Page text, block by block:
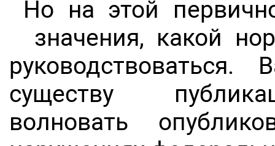
Но на этой
значения, какой
существу
волновать